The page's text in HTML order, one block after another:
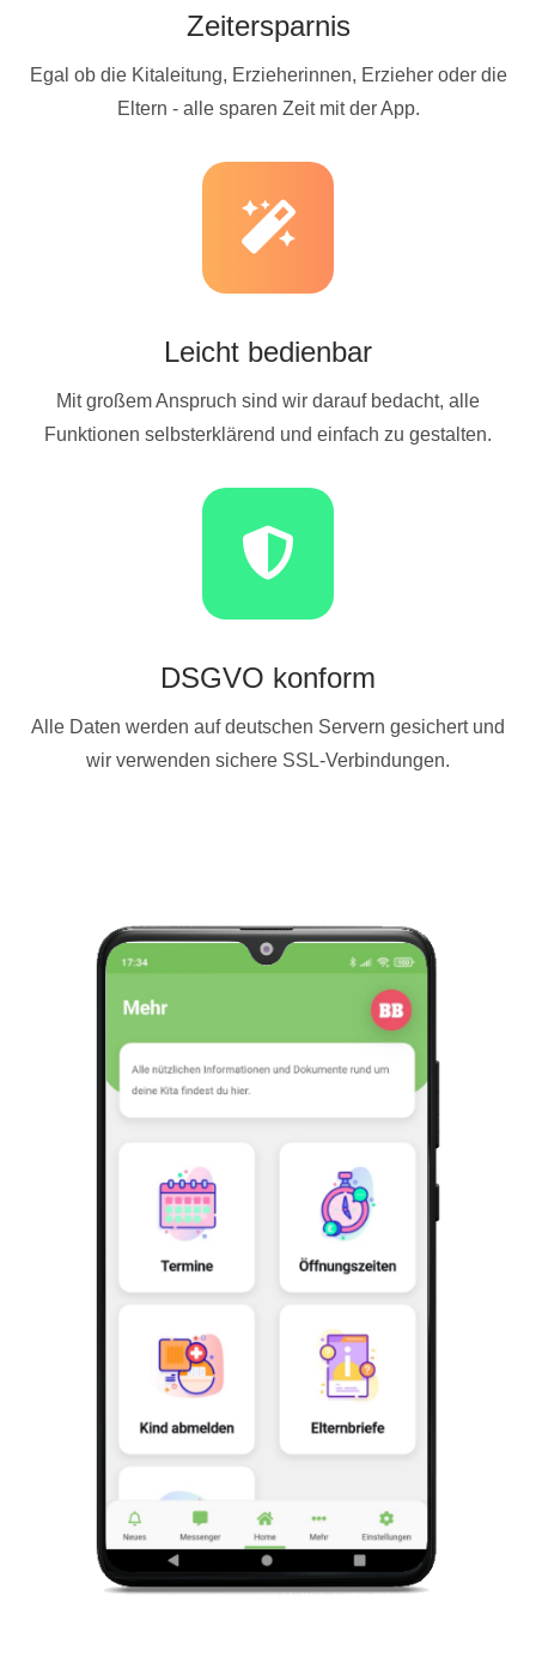
Zeitersparnis
Egal ob die Kitaleitung, Erzieherinnen, Erzieher oder die
Eltern - alle sparen Zeit mit der App.
Leicht bedienbar
Mit großem Anspruch sind wir darauf bedacht, alle
Funktionen selbsterklärend und einfach zu gestalten.
DSGVO konform
Alle Daten werden auf deutschen Servern gesichert und
wir verwenden sichere SSL-Verbindungen.